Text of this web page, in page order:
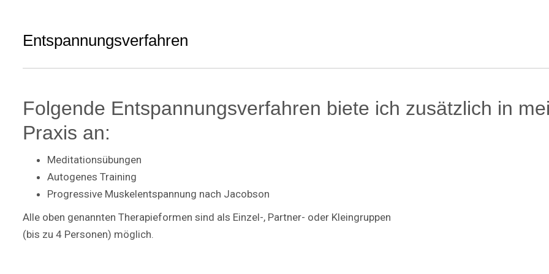
Entspannungsverfahren
Folgende Entspannungsverfahren biete ich zusätzlich in
Praxis an:
Meditationsübungen
Autogenes Training
Progressive Muskelentspannung nach Jacobson
Alle oben genannten Therapieformen sind als Einzel-, Partner- oder Kleingruppen
(bis zu 4 Personen) möglich.